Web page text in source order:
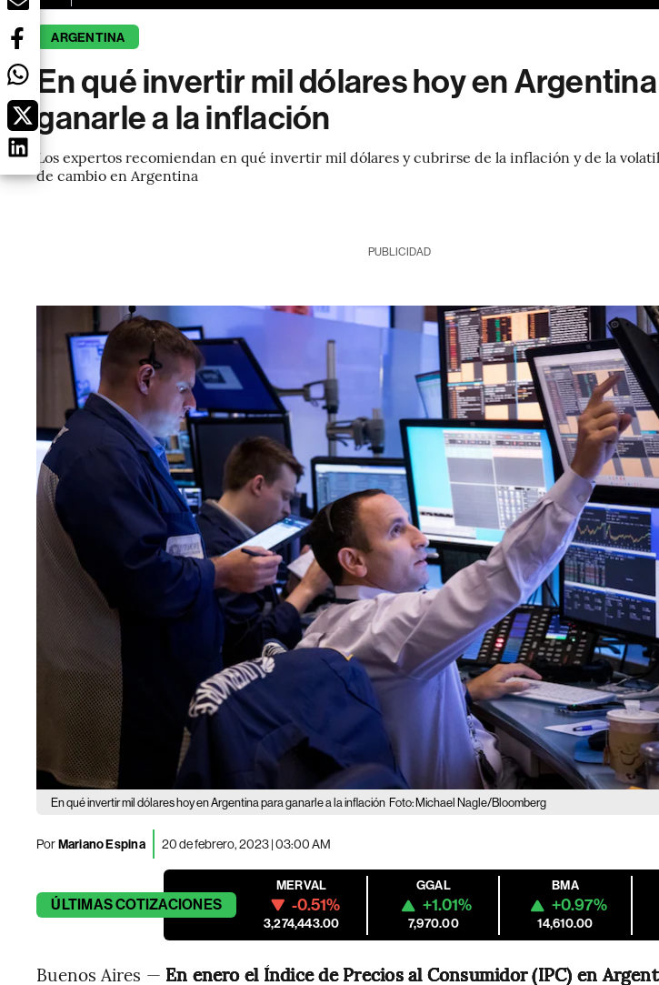
ARGENTINA
En qué invertir mil dólares hoy en
ganarle a la inflación
Los expertos recomiendan en qué invertir mil dólares y cubrirse de la inflación y de la
de cambio en Argentina
PUBLICIDAD
En qué invertir mil dólares hoy en Argentina para ganarle a la inflación Foto: Michael Nagle/Bloomberg
PorMariano Espina 20 de febrero, 2023 | 03:00 AM
ÚLTIMASCOTIZACIONES
MERVAL
-0.51%
3,274,443.00
GGAL
+1.01%
7,970.00
BMA
+0.97%
14,610.00
Buenos Aires — En enero el Índice de Precios al Consumidor (IPC) en